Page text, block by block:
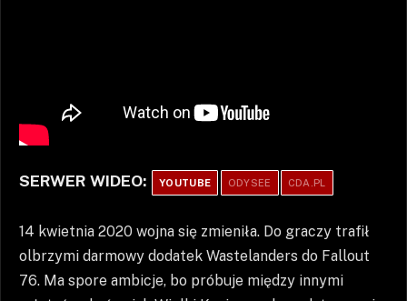
SERWER WIDEO: YOUTUBE ODYSEE CDA.PL
14 kwietnia 2020 wojna się zmieniła. Do graczy trafił
olbrzymi darmowy dodatek Wastelanders do Fallout
76. Ma spore ambicje, bo próbuje między innymi